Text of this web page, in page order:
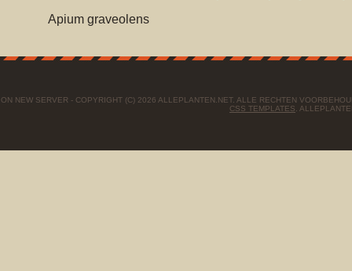
Apium graveolens
ON NEW SERVER - COPYRIGHT (C) 2026 ALLEPLANTEN.NET. ALLE RECHTEN
CSS TEMPLATES .